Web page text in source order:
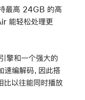
最高 24GB 的高
能轻松处理更
擎和一个强大的
编解码，因此搭
以往能同时播放